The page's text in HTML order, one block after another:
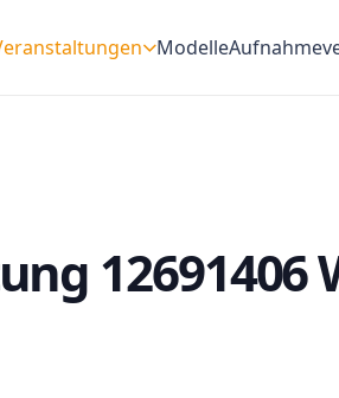
Modelle
12691406